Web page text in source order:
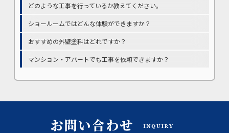
どのような工事を行っているか教えてください。
ショールームではどんな体験ができますか？
おすすめの外壁塗料はどれですか？
マンション・アパートでも工事を依頼できますか？